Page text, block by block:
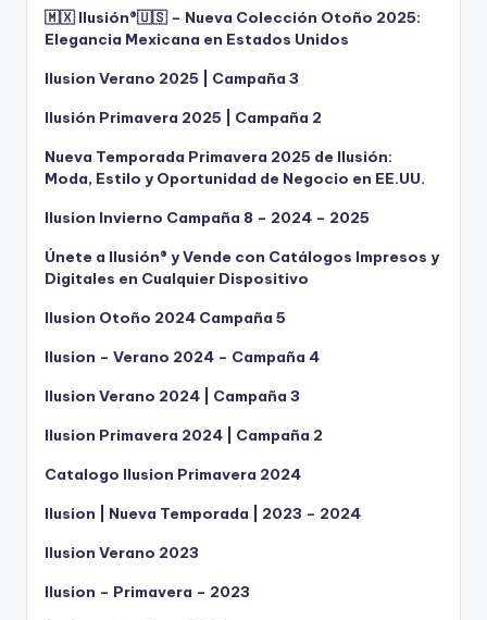
🇲🇽 Ilusión®️🇺🇸 – Nueva Colección Otoño 2025:
Elegancia Mexicana en Estados Unidos
Ilusion Verano 2025 | Campaña 3
Ilusión Primavera 2025 | Campaña 2
Nueva Temporada Primavera 2025 de Ilusión:
Moda, Estilo y Oportunidad de Negocio en EE.UU.
Ilusion Invierno Campaña 8 – 2024 – 2025
Únete a Ilusión® y Vende con Catálogos Impresos y
Digitales en Cualquier Dispositivo
Ilusion Otoño 2024 Campaña 5
Ilusion – Verano 2024 – Campaña 4
Ilusion Verano 2024 | Campaña 3
Ilusion Primavera 2024 | Campaña 2
Catalogo Ilusion Primavera 2024
Ilusion | Nueva Temporada | 2023 – 2024
Ilusion Verano 2023
Ilusion – Primavera – 2023